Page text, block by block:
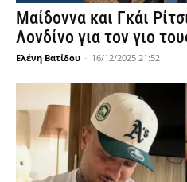
Μαίδοννα και Γκάι
Λονδίνο για τον γιο
Ελένη Βατίδου - 16/12/2025 21:52